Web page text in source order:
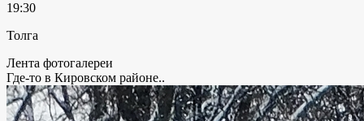
19:30
Толга
Лента фотогалереи
Где-то в Кировском районе..